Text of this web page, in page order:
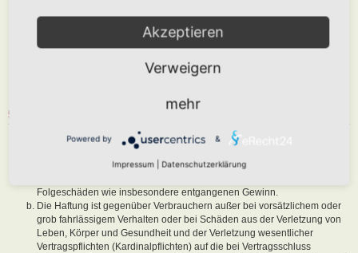
www.phpbb.com
Informationen werden durch die deutschsprachige Community unter
www.phpbb.dezur Verfügung gestellt. Beide haben keinen Einfluss auf
die Art und Weise, wie die Software verwendet wird. Sie können
insbesondere die Verwendung der Software für bestimmte Zwecke nicht
5. GEWÄHRLEISTUNG
Der Betreiber haftet mit Ausnahme der Verletzung von Leben, Körper
und Gesundheit und der Verletzung wesentlicher Vertragspflichten
(Kardinalpflichten) nur für Schäden, die auf ein vorsätzliches oder grob
Folgeschäden wie insbesondere entgangenen Gewinn.
Die Haftung ist gegenüber Verbrauchern außer bei vorsätzlichem oder
grob fahrlässigem Verhalten oder bei Schäden aus der Verletzung von
Leben, Körper und Gesundheit und der Verletzung wesentlicher
Vertragspflichten (Kardinalpflichten) auf die bei Vertragsschluss
Akzeptieren
Verweigern
mehr
Powered by &
Impressum Datenschutzerklärung